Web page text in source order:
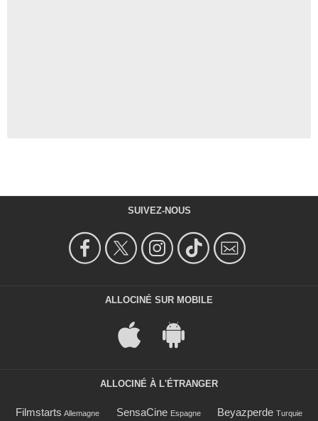
SUIVEZ-NOUS
ALLOCINÉ SUR MOBILE
ALLOCINÉ À L'ÉTRANGER
Filmstarts Allemagne SensaCine Espagne Beyazperde Turquie